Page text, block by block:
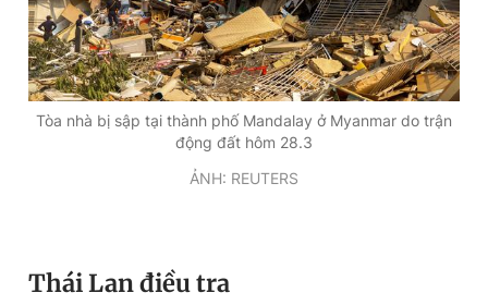
Tòa nhà bị sập tại thành phố Mandalay ở Myanmar do trận
động đất hôm 28.3
ẢNH: REUTERS
Thái Lan điều tra